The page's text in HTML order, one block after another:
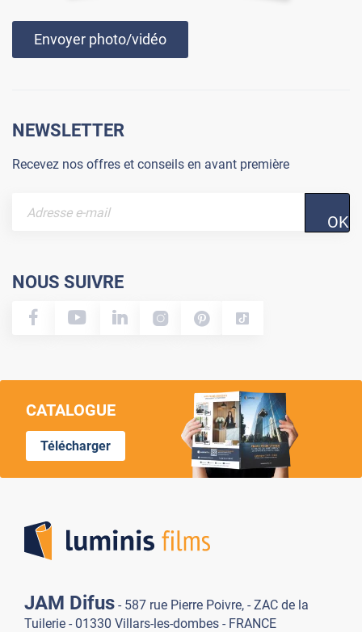
Envoyer photo/vidéo
NEWSLETTER
Recevez nos offres et conseils en avant première
OK
NOUS SUIVRE
CATALOGUE
Télécharger
JAM Difus - 587 rue Pierre Poivre, - ZAC de la
Tuilerie - 01330 Villars-les-dombes - FRANCE